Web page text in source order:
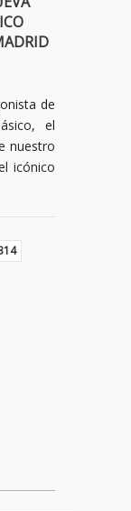
de
el
nuestro
icónico